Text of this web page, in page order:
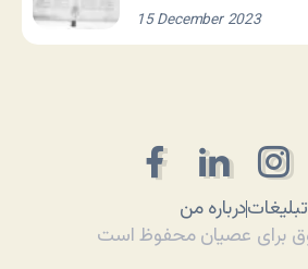
15 December 2023
درباره منتبلیغات